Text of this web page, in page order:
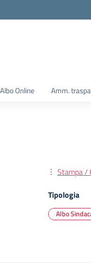
Albo Online Amm.
Stampa /
Tipologia
Albo